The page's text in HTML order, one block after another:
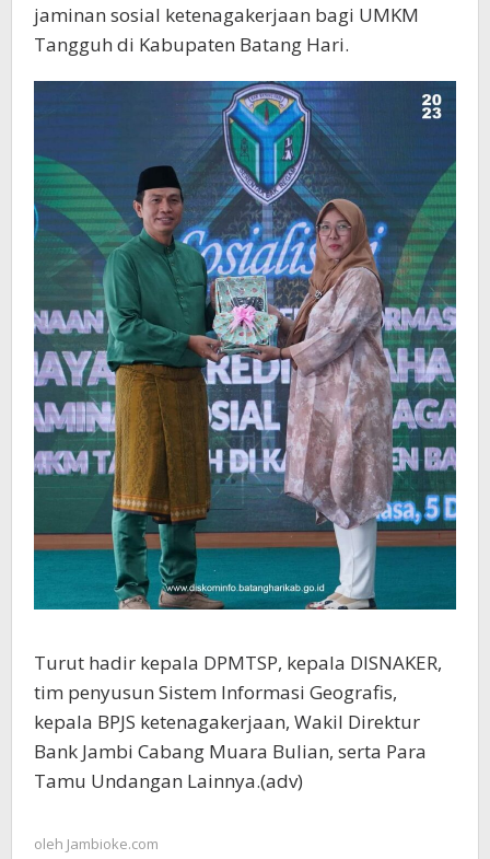
jaminan sosial ketenagakerjaan bagi UMKM
Tangguh di Kabupaten Batang Hari.
Turut hadir kepala DPMTSP, kepala DISNAKER,
tim penyusun Sistem Informasi Geografis,
kepala BPJS ketenagakerjaan, Wakil Direktur
Bank Jambi Cabang Muara Bulian, serta Para
Tamu Undangan Lainnya.(adv)
oleh Jambioke.com